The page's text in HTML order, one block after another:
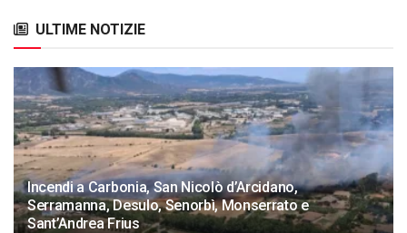
ULTIME NOTIZIE
Incendi a Carbonia, San Nicolò d’Arcidano,
Serramanna, Desulo, Senorbì, Monserrato e
Sant’Andrea Frius